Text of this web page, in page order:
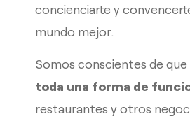
concienciarte y
mundo mejor.
Somos conscientes de
toda una forma de
restaurantes y otros